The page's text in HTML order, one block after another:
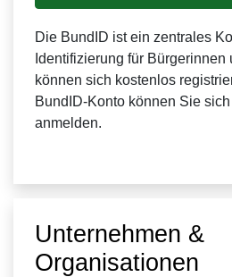
Die BundID ist ein zentrales
Identifizierung für Bürgerinnen
können sich kostenlos
BundID-Konto können Sie
anmelden.
Unternehmen &
Organisationen